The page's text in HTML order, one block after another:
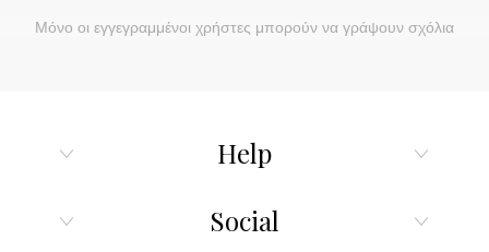
Μόνο οι εγγεγραμμένοι χρήστες μπορούν να γράψουν σχόλια
Help
Social